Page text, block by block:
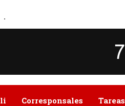
.
Corresponsales Tareas